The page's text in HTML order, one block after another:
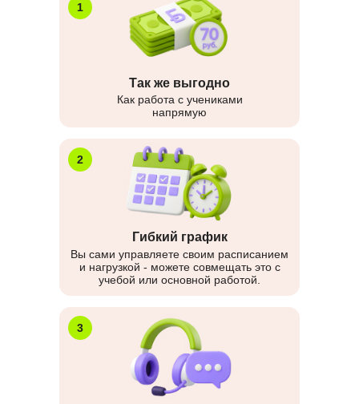
1
Так же выгодно
Как работа с учениками
напрямую
2
Гибкий график
Вы сами управляете своим расписанием
и нагрузкой - можете совмещать это с
учебой или основной работой.
3